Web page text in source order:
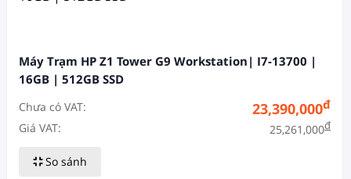
Máy Trạm HP Z1 Tower G9 Workstation| I7-13700 |
16GB | 512GB SSD
Chưa có VAT: 23,390,000đ
Giá VAT: 25,261,000đ
So sánh